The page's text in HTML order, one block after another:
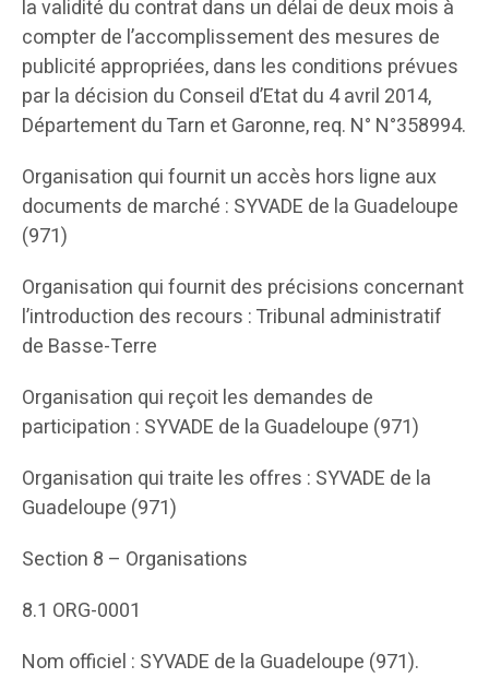
la validité du contrat dans un délai de deux mois à
compter de l’accomplissement des mesures de
publicité appropriées, dans les conditions prévues
par la décision du Conseil d’Etat du 4 avril 2014,
Département du Tarn et Garonne, req. N° N°358994.
Organisation qui fournit un accès hors ligne aux
documents de marché : SYVADE de la Guadeloupe
(971)
Organisation qui fournit des précisions concernant
l’introduction des recours : Tribunal administratif
de Basse-Terre
Organisation qui reçoit les demandes de
participation : SYVADE de la Guadeloupe (971)
Organisation qui traite les offres : SYVADE de la
Guadeloupe (971)
Section 8 – Organisations
8.1 ORG-0001
Nom officiel : SYVADE de la Guadeloupe (971).